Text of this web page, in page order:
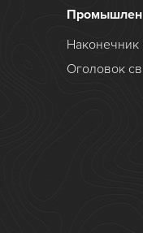
Наконечник
Оголовок